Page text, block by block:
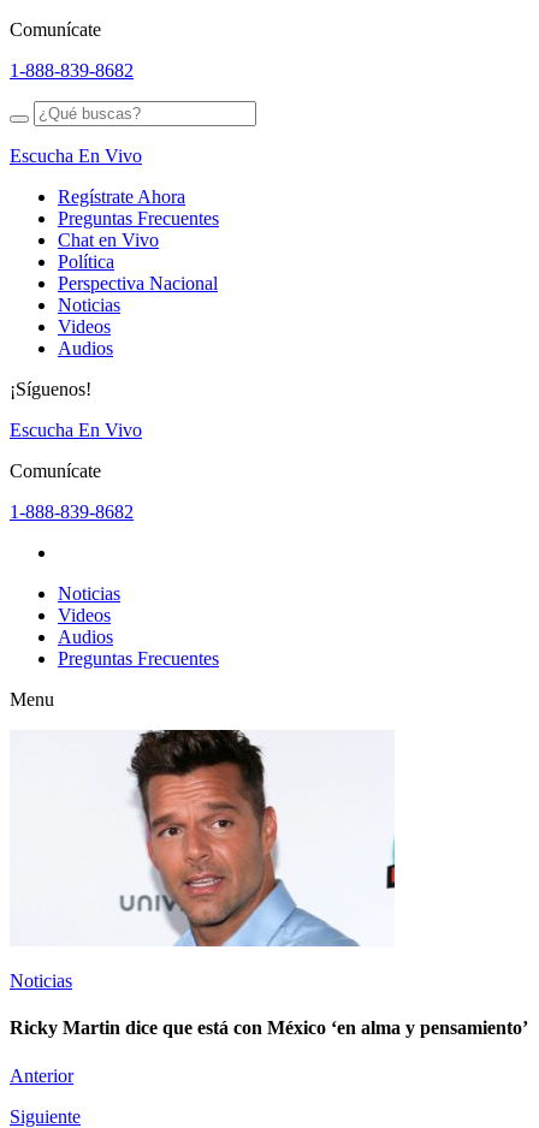
Comunícate
1-888-839-8682
Escucha En Vivo
Regístrate Ahora
Preguntas Frecuentes
Chat en Vivo
Política
Perspectiva Nacional
Noticias
Videos
Audios
¡Síguenos!
Escucha En Vivo
Comunícate
1-888-839-8682
Noticias
Videos
Audios
Preguntas Frecuentes
Menu
Noticias
Ricky Martin dice que está con México ‘en alma y pensamiento’
Anterior
Siguiente